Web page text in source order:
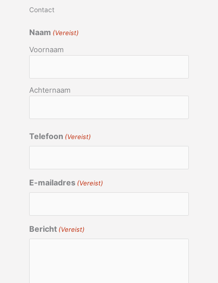
Contact
Naam (Vereist)
Voornaam
Achternaam
Telefoon (Vereist)
E-mailadres (Vereist)
Bericht (Vereist)